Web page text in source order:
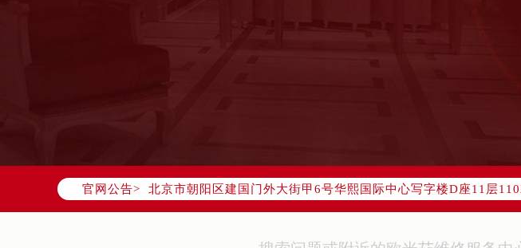
官网公告>
欧米茄官方全国统一服务热线400-877-2083，服务覆盖中国大陆
北京市朝阳区建国门外大街甲6号华熙国际中心写字楼D座11层
天津市和平区赤峰道136号天津国际金融中心写字楼26层2603室
上海市徐汇区虹桥路3号港汇中心写字楼2座37层3705室（需提前